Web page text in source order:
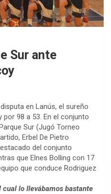
Sur ante
en Lanús, el sureño
por 98 a 53. En el conjunto
Sur (Jugó Torneo
Erbel De Pietro
del conjunto
que Elnes Bolling con 17
que conduce Rodriguez
lo llevábamos bastante